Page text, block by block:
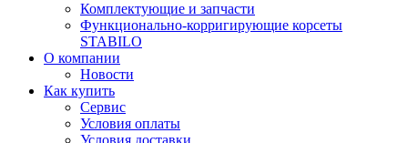
Комплектующие и запчасти
Функционально-корригирующие корсеты
STABILO
О компании
Новости
Как купить
Сервис
Условия оплаты
Условия доставки